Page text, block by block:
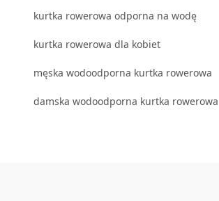
kurtka rowerowa odporna na wodę
kurtka rowerowa dla kobiet
męska wodoodporna kurtka rowerowa
damska wodoodporna kurtka rowerowa